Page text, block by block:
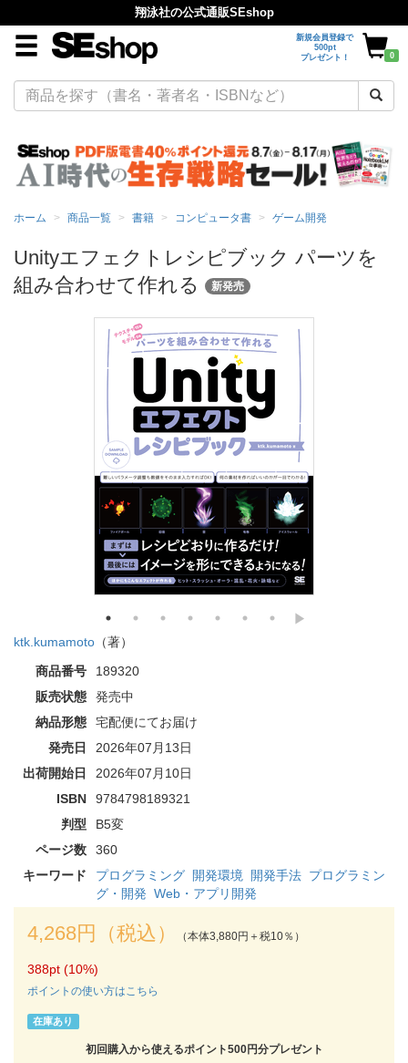
翔泳社の公式通販SEshop
新規会員登録で
500pt
プレゼント！
0
ホーム 商品一覧 書籍 コンピュータ書 ゲーム開発
Unityエフェクトレシピブック パーツを
組み合わせて作れる
新発売
ktk.kumamoto （著）
商品番号
189320
販売状態
発売中
納品形態
宅配便にてお届け
発売日
2026年07月13日
出荷開始日
2026年07月10日
ISBN
9784798189321
判型
B5変
ページ数
360
キーワード
プログラミング 開発環境 開発手法 プログラミン
グ・開発 Web・アプリ開発
4,268円（税込） （本体3,880円＋税10％）
388pt (10%)
ポイントの使い方はこちら
在庫あり
初回購入から使えるポイント500円分プレゼント